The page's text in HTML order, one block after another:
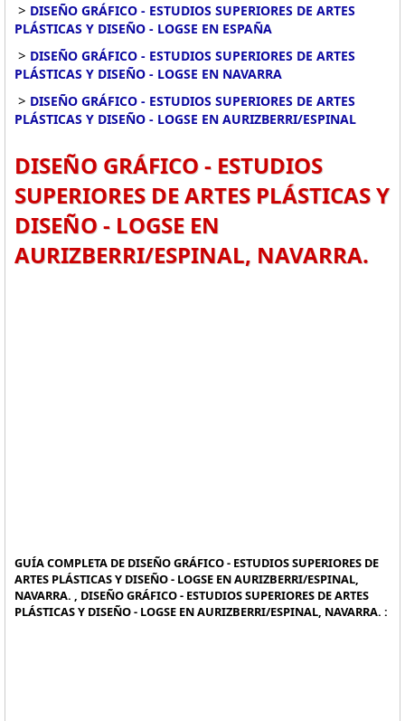
> DISEÑO GRÁFICO - ESTUDIOS SUPERIORES DE ARTES
PLÁSTICAS Y DISEÑO - LOGSE EN ESPAÑA
> DISEÑO GRÁFICO - ESTUDIOS SUPERIORES DE ARTES
PLÁSTICAS Y DISEÑO - LOGSE EN NAVARRA
> DISEÑO GRÁFICO - ESTUDIOS SUPERIORES DE ARTES
PLÁSTICAS Y DISEÑO - LOGSE EN AURIZBERRI/ESPINAL
DISEÑO GRÁFICO - ESTUDIOS
SUPERIORES DE ARTES PLÁSTICAS Y
DISEÑO - LOGSE EN
AURIZBERRI/ESPINAL, NAVARRA.
GUÍA COMPLETA DE DISEÑO GRÁFICO - ESTUDIOS SUPERIORES DE
ARTES PLÁSTICAS Y DISEÑO - LOGSE EN AURIZBERRI/ESPINAL,
NAVARRA. , DISEÑO GRÁFICO - ESTUDIOS SUPERIORES DE ARTES
PLÁSTICAS Y DISEÑO - LOGSE EN AURIZBERRI/ESPINAL, NAVARRA. :